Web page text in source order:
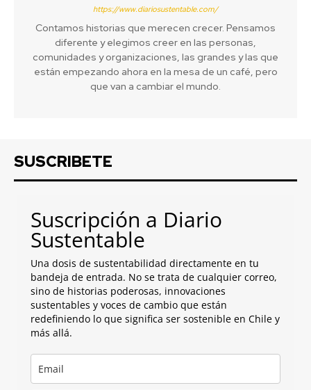
https://www.diariosustentable.com/
Contamos historias que merecen crecer. Pensamos
diferente y elegimos creer en las personas,
comunidades y organizaciones, las grandes y las que
están empezando ahora en la mesa de un café, pero
que van a cambiar el mundo.
SUSCRIBETE
Suscripción a Diario
Sustentable
Una dosis de sustentabilidad directamente en tu
bandeja de entrada. No se trata de cualquier correo,
sino de historias poderosas, innovaciones
sustentables y voces de cambio que están
redefiniendo lo que significa ser sostenible en Chile y
más allá.